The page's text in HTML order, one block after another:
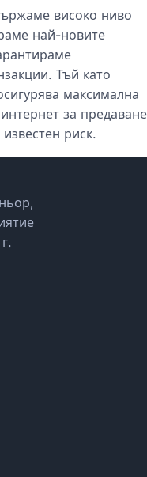
високо ниво
най-новите
Тъй като
максимална
за предаване
риск.